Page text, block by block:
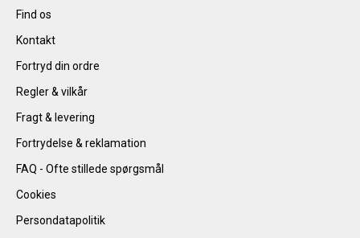
Find os
Kontakt
Fortryd din ordre
Regler & vilkår
Fragt & levering
Fortrydelse & reklamation
FAQ - Ofte stillede spørgsmål
Cookies
Persondatapolitik